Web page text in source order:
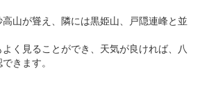
山が聳え、隣には黒姫山、戸隠連峰と並
く見ることができ、天気が良ければ、八
きます。